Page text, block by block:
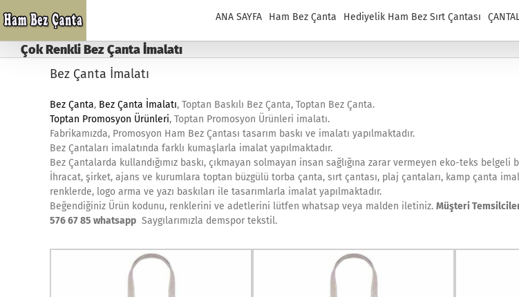
to
ANA SAYFA Ham Bez Çanta Hediyelik Ham Bez Sırt Çantası
Çok Renkli Bez Çanta İmalatı
Bez Çanta İmalatı
Bez Çanta, Bez Çanta İmalatı, Toptan Baskılı Bez Çanta, Toptan Bez Çanta.
Toptan Promosyon Ürünleri, Toptan Promosyon Ürünleri imalatı.
Fabrikamızda, Promosyon Ham Bez Çantası tasarım baskı ve imalatı yapılmaktadır.
Bez Çantaları imalatında farklı kumaşlarla imalat yapılmaktadır.
Bez Çantalarda kullandığımız baskı, çıkmayan solmayan insan sağlığına zarar vermeyen eko-teks belgeli
İhracat, şirket, ajans ve kurumlara toptan büzgülü torba çanta, sırt çantası, plaj çantaları, kamp çanta
renklerde, logo arma ve yazı baskıları ile tasarımlarla imalat yapılmaktadır.
Beğendiğiniz Ürün kodunu, renklerini ve adetlerini lütfen whatsap veya malden iletiniz. Müşteri
576 67 85 whatsapp Saygılarımızla demspor tekstil.